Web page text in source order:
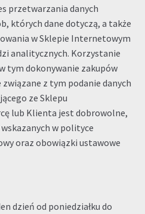
przetwarzania danych
których dane dotyczą, a także
w Sklepie Internetowym
analitycznych. Korzystanie
tym dokonywanie zakupów
z tym podanie danych
ze Sklepu
lub Klienta jest dobrowolne,
w polityce
oraz obowiązki ustawowe
dzień od poniedziałku do